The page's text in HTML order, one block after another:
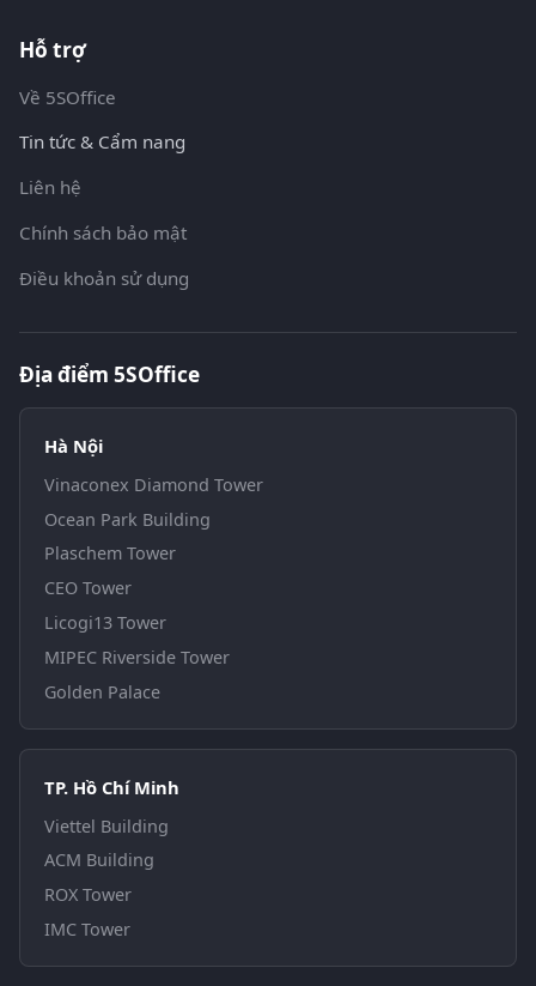
Hỗ trợ
Về 5SOffice
Tin tức & Cẩm nang
Liên hệ
Chính sách bảo mật
Điều khoản sử dụng
Địa điểm 5SOffice
Hà Nội
Vinaconex Diamond Tower
Ocean Park Building
Plaschem Tower
CEO Tower
Licogi13 Tower
MIPEC Riverside Tower
Golden Palace
TP. Hồ Chí Minh
Viettel Building
ACM Building
ROX Tower
IMC Tower